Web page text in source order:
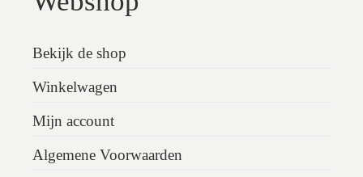
Bekijk de shop
Winkelwagen
Mijn account
Algemene Voorwaarden